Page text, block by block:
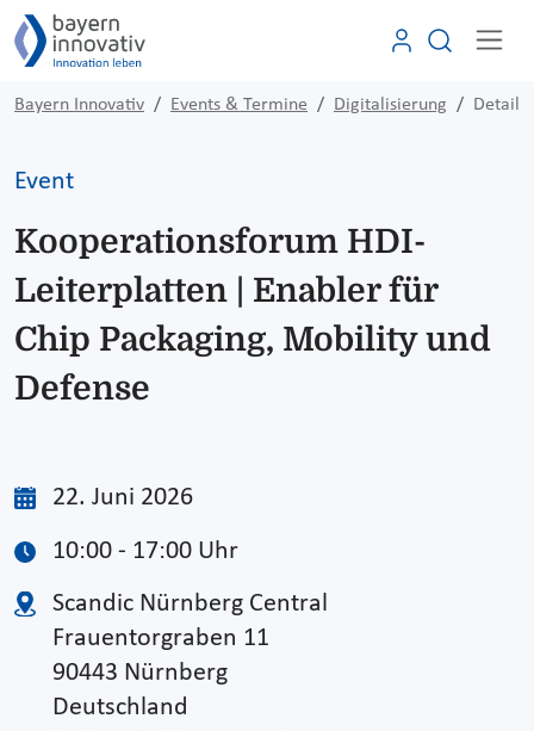
Bayern Innovativ Events & Termine Digitalisierung Detail
Event
Kooperationsforum HDI-
Leiterplatten | Enabler für
Chip Packaging, Mobility und
Defense
22. Juni 2026
10:00 - 17:00 Uhr
Scandic Nürnberg Central
Frauentorgraben 11
90443 Nürnberg
Deutschland